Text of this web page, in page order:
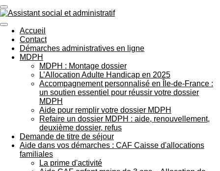
Passer
au
contenu
principal
Accueil
Contact
Démarches administratives en ligne
MDPH
MDPH : Montage dossier
L’Allocation Adulte Handicap en 2025
Accompagnement personnalisé en Île-de-France :
un soutien essentiel pour réussir votre dossier
MDPH
Aide pour remplir votre dossier MDPH
Refaire un dossier MDPH : aide, renouvellement,
deuxième dossier, refus
Demande de titre de séjour
Aide dans vos démarches : CAF Caisse d'allocations
familiales
La prime d'activité